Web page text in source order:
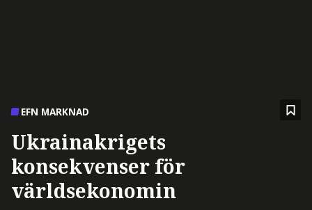
EFN MARKNAD
Ukrainakrigets
konsekvenser för
världsekonomin